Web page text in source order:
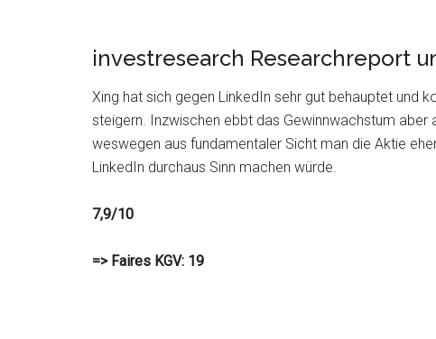
investresearch Researchreport
Xing hat sich gegen LinkedIn sehr gut behauptet und
steigern. Inzwischen ebbt das Gewinnwachstum aber
weswegen aus fundamentaler Sicht man die Aktie
LinkedIn durchaus Sinn machen würde.
7,9/10
=> Faires KGV: 19